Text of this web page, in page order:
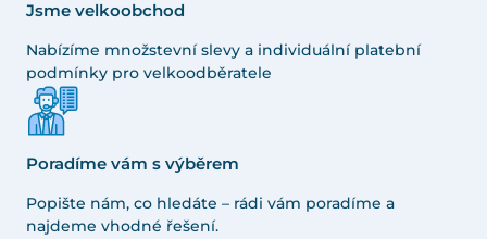
Jsme velkoobchod
Nabízíme množstevní slevy a individuální platební
podmínky pro velkoodběratele
Poradíme vám s výběrem
Popište nám, co hledáte – rádi vám poradíme a
najdeme vhodné řešení.